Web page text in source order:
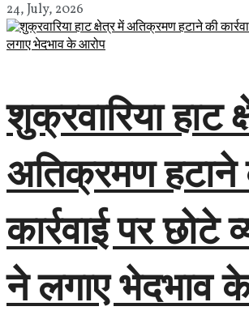
24, July, 2026
शुक्रवारिया हाट
अतिक्रमण हटाने
कार्रवाई पर छोटे
ने लगाए भेदभाव